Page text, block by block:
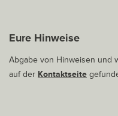
Eure Hinweise
Abgabe von Hinweisen und
auf der Kontaktseite